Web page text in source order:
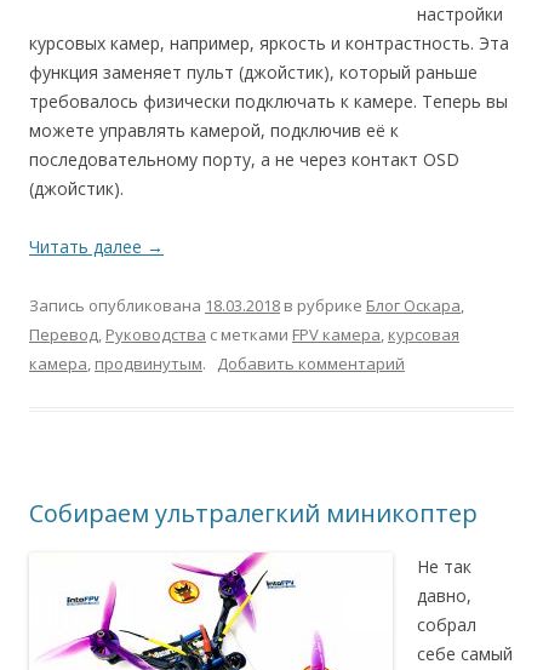
настройки
курсовых камер, например, яркость и контрастность. Эта
функция заменяет пульт (джойстик), который раньше
требовалось физически подключать к камере. Теперь вы
можете управлять камерой, подключив её к
последовательному порту, а не через контакт OSD
(джойстик).
Читать далее →
Запись опубликована 18.03.2018 в рубрике Блог Оскара,
Перевод, Руководства с метками FPV камера, курсовая
камера, продвинутым. Добавить комментарий
Собираем ультралегкий миникоптер
Не так
давно,
собрал
себе самый